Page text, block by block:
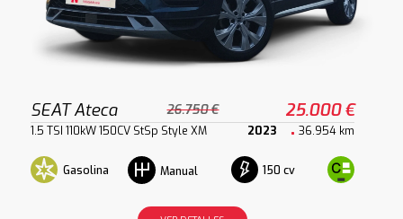
SEAT Ateca 26.750 € 25.000 €
1.5 TSI 110kW 150CV StSp Style XM 2023 36.954 km
Gasolina Manual 150 cv